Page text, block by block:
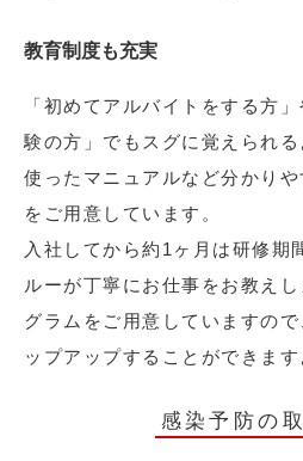
教育制度も充実
「初めてアルバイトをする方
験の方」でもスグに覚えられ
使ったマニュアルなど分かり
をご用意しています。
入社してから約1ヶ月は研修期
ルーが丁寧にお仕事をお教え
グラムをご用意していますの
ップアップすることができます
感染予防の